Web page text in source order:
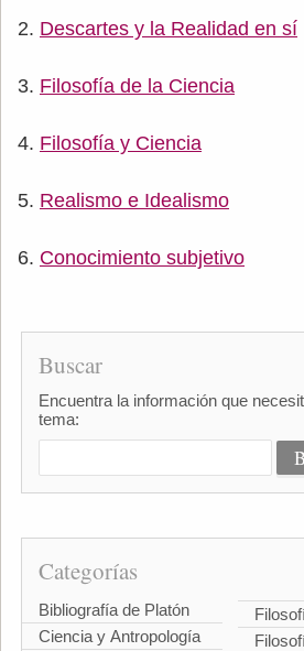
Descartes y la Realidad en sí
Filosofía de la Ciencia
Filosofía y Ciencia
Realismo e Idealismo
Conocimiento subjetivo
Buscar
Encuentra la información que
tema:
Categorías
Bibliografía de Platón
Ciencia y Antropología